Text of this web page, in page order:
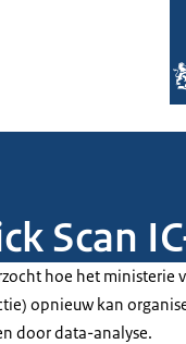
Scan
hoe het ministerie
opnieuw kan
door data-analyse.